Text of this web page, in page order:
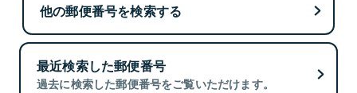
他の郵便番号を検索する
最近検索した郵便番号
過去に検索した郵便番号をご覧いただけます。